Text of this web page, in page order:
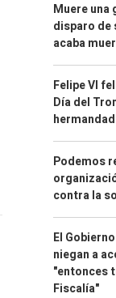
Muere una
disparo de
acaba
Felipe VI
Día del
Podemos
contra la
El
niegan a
"entonces
Fiscalía"